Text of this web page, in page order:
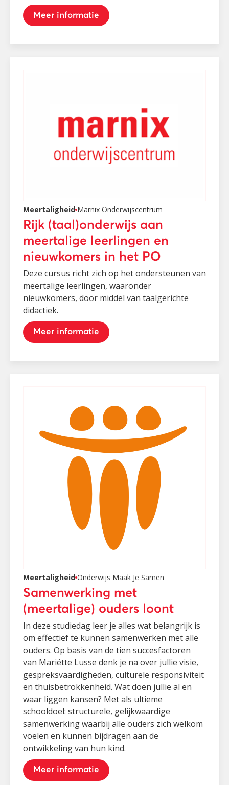
Meer informatie
Meertaligheid Marnix Onderwijscentrum
Rijk (taal)onderwijs aan
meertalige leerlingen en
nieuwkomers in het PO
Deze cursus richt zich op het ondersteunen van
meertalige leerlingen, waaronder
nieuwkomers, door middel van taalgerichte
didactiek.
Meer informatie
Meertaligheid Onderwijs Maak Je Samen
Samenwerking met
(meertalige) ouders loont
In deze studiedag leer je alles wat belangrijk is
om effectief te kunnen samenwerken met alle
ouders. Op basis van de tien succesfactoren
van Mariëtte Lusse denk je na over jullie visie,
gespreksvaardigheden, culturele responsiviteit
en thuisbetrokkenheid. Wat doen jullie al en
waar liggen kansen? Met als ultieme
schooldoel: structurele, gelijkwaardige
samenwerking waarbij alle ouders zich welkom
voelen en kunnen bijdragen aan de
ontwikkeling van hun kind.
Meer informatie